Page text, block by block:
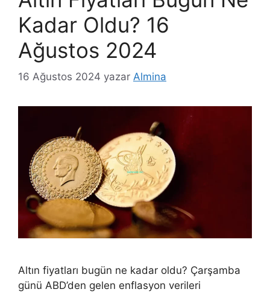
Kadar Oldu? 16
Ağustos 2024
16 Ağustos 2024 yazar Almina
Altın fiyatları bugün ne kadar oldu? Çarşamba
günü ABD’den gelen enflasyon verileri